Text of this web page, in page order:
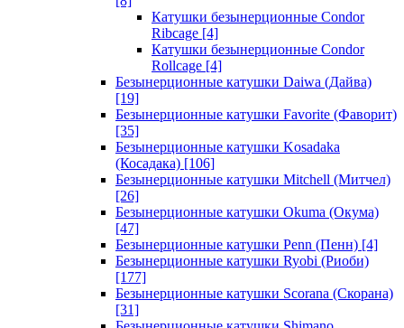
Катушки безынерционные Condor
Ribcage [4]
Катушки безынерционные Condor
Rollcage [4]
Безынерционные катушки Daiwa (Дайва)
[19]
Безынерционные катушки Favorite (Фаворит)
[35]
Безынерционные катушки Kosadaka
(Косадака) [106]
Безынерционные катушки Mitchell (Митчел)
[26]
Безынерционные катушки Okuma (Окума)
[47]
Безынерционные катушки Penn (Пенн) [4]
Безынерционные катушки Ryobi (Риоби)
[177]
Безынерционные катушки Scorana (Скорана)
[31]